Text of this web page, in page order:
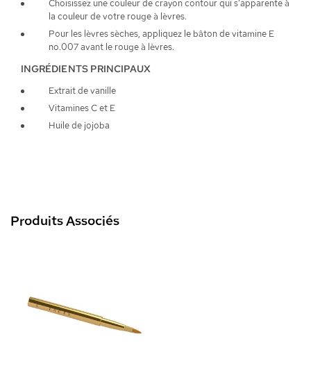
Choisissez une couleur de crayon contour qui s’apparente à
la couleur de votre rouge à lèvres.
Pour les lèvres sèches, appliquez le bâton de vitamine E
no.007 avant le rouge à lèvres.
INGRÉDIENTS PRINCIPAUX
Extrait de vanille
Vitamines C et E
Huile de jojoba
Produits Associés